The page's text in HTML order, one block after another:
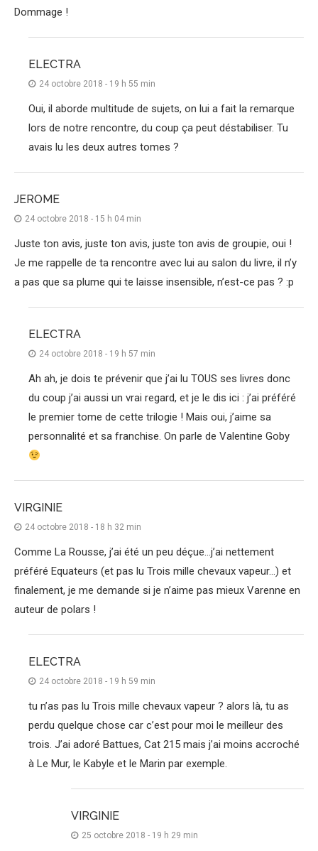
Dommage !
ELECTRA
24 octobre 2018 - 19 h 55 min
Oui, il aborde multitude de sujets, on lui a fait la remarque
lors de notre rencontre, du coup ça peut déstabiliser. Tu
avais lu les deux autres tomes ?
JEROME
24 octobre 2018 - 15 h 04 min
Juste ton avis, juste ton avis, juste ton avis de groupie, oui !
Je me rappelle de ta rencontre avec lui au salon du livre, il n’y
a pas que sa plume qui te laisse insensible, n’est-ce pas ? :p
ELECTRA
24 octobre 2018 - 19 h 57 min
Ah ah, je dois te prévenir que j’ai lu TOUS ses livres donc
du coup j’ai aussi un vrai regard, et je le dis ici : j’ai préféré
le premier tome de cette trilogie ! Mais oui, j’aime sa
personnalité et sa franchise. On parle de Valentine Goby
VIRGINIE
24 octobre 2018 - 18 h 32 min
Comme La Rousse, j’ai été un peu déçue…j’ai nettement
préféré Equateurs (et pas lu Trois mille chevaux vapeur…) et
finalement, je me demande si je n’aime pas mieux Varenne en
auteur de polars !
ELECTRA
24 octobre 2018 - 19 h 59 min
tu n’as pas lu Trois mille chevaux vapeur ? alors là, tu as
perdu quelque chose car c’est pour moi le meilleur des
trois. J’ai adoré Battues, Cat 215 mais j’ai moins accroché
à Le Mur, le Kabyle et le Marin par exemple.
VIRGINIE
25 octobre 2018 - 19 h 29 min